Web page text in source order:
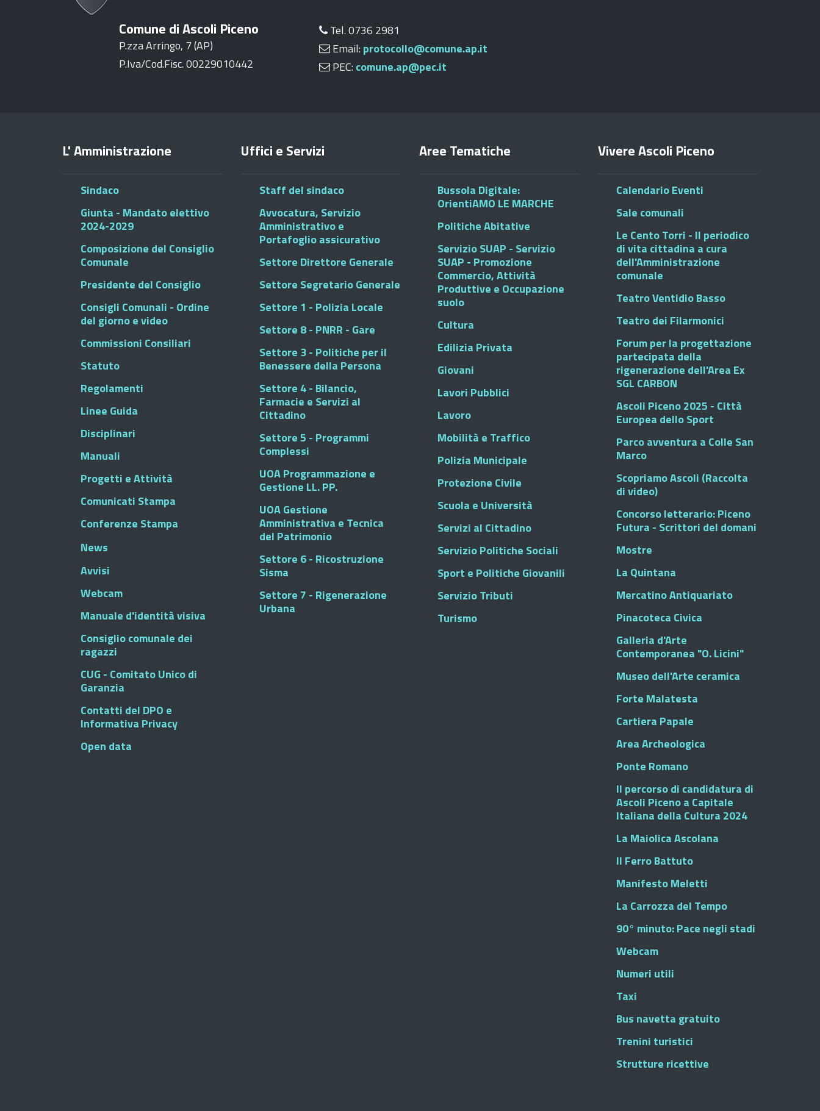
Comune di Ascoli Piceno
P.zza Arringo, 7 (AP)
P.Iva/Cod.Fisc. 00229010442
Tel. 0736 2981
Email: protocollo@comune.ap.it
PEC: comune.ap@pec.it
L' Amministrazione
Sindaco
Giunta - Mandato elettivo
2024-2029
Composizione del Consiglio
Comunale
Presidente del Consiglio
Consigli Comunali - Ordine
del giorno e video
Commissioni Consiliari
Statuto
Regolamenti
Linee Guida
Disciplinari
Manuali
Progetti e Attività
Comunicati Stampa
Conferenze Stampa
News
Avvisi
Webcam
Manuale d'identità visiva
Consiglio comunale dei
ragazzi
CUG - Comitato Unico di
Garanzia
Contatti del DPO e
Informativa Privacy
Open data
Uffici e Servizi
Staff del sindaco
Avvocatura, Servizio
Amministrativo e
Portafoglio assicurativo
Settore Direttore Generale
Settore Segretario Generale
Settore 1 - Polizia Locale
Settore 8 - PNRR - Gare
Settore 3 - Politiche per il
Benessere della Persona
Settore 4 - Bilancio,
Farmacie e Servizi al
Cittadino
Settore 5 - Programmi
Complessi
UOA Programmazione e
Gestione LL. PP.
UOA Gestione
Amministrativa e Tecnica
del Patrimonio
Settore 6 - Ricostruzione
Sisma
Settore 7 - Rigenerazione
Urbana
Aree Tematiche
Bussola Digitale:
OrientiAMO LE MARCHE
Politiche Abitative
Servizio SUAP - Servizio
SUAP - Promozione
Commercio, Attività
Produttive e Occupazione
suolo
Cultura
Edilizia Privata
Giovani
Lavori Pubblici
Lavoro
Mobilità e Traffico
Polizia Municipale
Protezione Civile
Scuola e Università
Servizi al Cittadino
Servizio Politiche Sociali
Sport e Politiche Giovanili
Servizio Tributi
Turismo
Vivere Ascoli Piceno
Calendario Eventi
Sale comunali
Le Cento Torri - Il periodico
di vita cittadina a cura
dell'Amministrazione
comunale
Teatro Ventidio Basso
Teatro dei Filarmonici
Forum per la progettazione
partecipata della
rigenerazione dell'Area Ex
SGL CARBON
Ascoli Piceno 2025 - Città
Europea dello Sport
Parco avventura a Colle San
Marco
Scopriamo Ascoli (Raccolta
di video)
Concorso letterario: Piceno
Futura - Scrittori del domani
Mostre
La Quintana
Mercatino Antiquariato
Pinacoteca Civica
Galleria d'Arte
Contemporanea "O. Licini"
Museo dell'Arte ceramica
Forte Malatesta
Cartiera Papale
Area Archeologica
Ponte Romano
Il percorso di candidatura di
Ascoli Piceno a Capitale
Italiana della Cultura 2024
La Maiolica Ascolana
Il Ferro Battuto
Manifesto Meletti
La Carrozza del Tempo
90° minuto: Pace negli stadi
Webcam
Numeri utili
Taxi
Bus navetta gratuito
Trenini turistici
Strutture ricettive